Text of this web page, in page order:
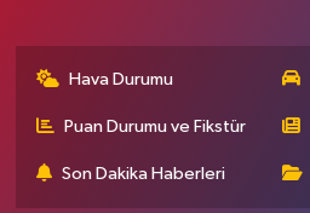
Hava Durumu
Puan Durumu ve Fikstür
Son Dakika Haberleri